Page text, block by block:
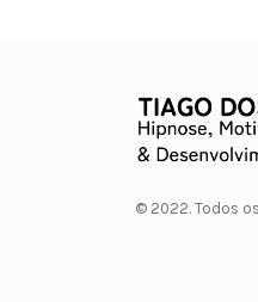
© 2022. Todos